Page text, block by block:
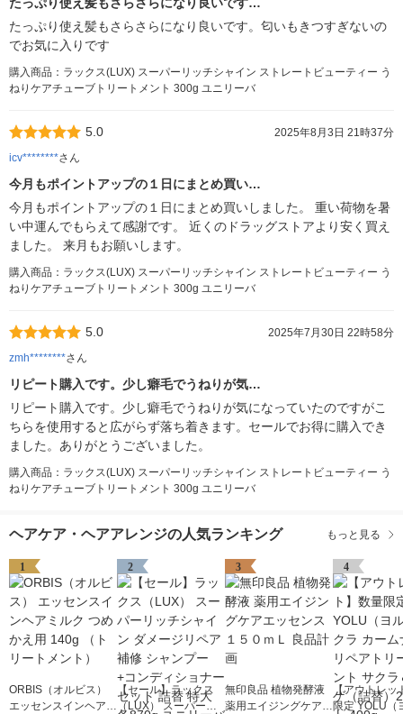
たっぷり使え髪もさらさらになり良いです…
たっぷり使え髪もさらさらになり良いです。匂いもきつすぎないの
でお気に入りです
購入商品：ラックス(LUX) スーパーリッチシャイン ストレートビューティー う
ねりケアチューブトリートメント 300g ユニリーバ
5.0
2025年8月3日 21時37分
icv********さん
今月もポイントアップの１日にまとめ買い…
今月もポイントアップの１日にまとめ買いしました。 重い荷物を暑
い中運んでもらえて感謝です。 近くのドラッグストアより安く買え
ました。 来月もお願いします。
購入商品：ラックス(LUX) スーパーリッチシャイン ストレートビューティー う
ねりケアチューブトリートメント 300g ユニリーバ
5.0
2025年7月30日 22時58分
zmh********さん
リピート購入です。少し癖毛でうねりが気…
リピート購入です。少し癖毛でうねりが気になっていたのですがこ
ちらを使用すると広がらず落ち着きます。セールでお得に購入でき
ました。ありがとうございました。
購入商品：ラックス(LUX) スーパーリッチシャイン ストレートビューティー う
ねりケアチューブトリートメント 300g ユニリーバ
ヘアケア・ヘアアレンジの人気ランキング もっと見る
1
ORBIS（オルビス）
エッセンスインヘアミ
2
【セール】ラックス
（LUX） スーパーリ
3
無印良品 植物発酵液
薬用エイジングケアエ
4
【アウトレッ
限定 YOLU（